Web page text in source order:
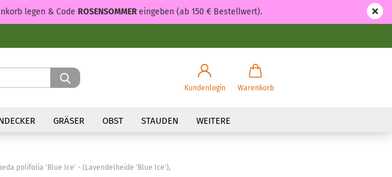
Suche...
Kundenlogin Warenkorb
legen & Code ROSENSOMMEReingeben (ab 150 € Bestellwert).
GRÄSER OBST STAUDEN WEITERE
polifolia 'Blue Ice' - (Lavendelheide 'Blue Ice'),